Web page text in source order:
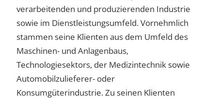
verarbeitenden und produzierenden Industrie
sowie im Dienstleistungsumfeld. Vornehmlich
stammen seine Klienten aus dem Umfeld des
Maschinen- und Anlagenbaus,
Technologiesektors, der Medizintechnik sowie
Automobilzulieferer- oder
Konsumgüterindustrie. Zu seinen Klienten